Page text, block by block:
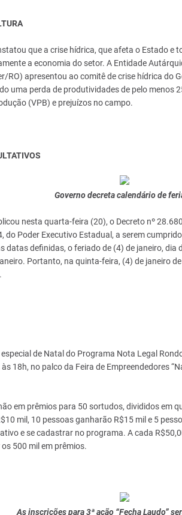
que a crise hídrica, que afeta o Estado e
a economia do setor. A Entidade
RO) apresentou ao comitê de crise hídrica do
uma perda de produtividades de pelo menos
(VPB) e prejuízos no campo.
Governo decreta calendário de
nesta quarta-feira (20), o Decreto nº
do Poder Executivo Estadual, a serem
datas definidas, o feriado de (4) de janeiro,
Portanto, na quinta-feira, (4) de janeiro
de Natal do Programa Nota Legal
18h, no palco da Feira de Empreendedores
em prêmios para 50 sortudos, divididos em
mil, 10 pessoas ganharão R$15 mil e 5
e se cadastrar no programa. A cada
500 mil em prêmios.
As inscrições para 3ª ação “Fecha Laudo”